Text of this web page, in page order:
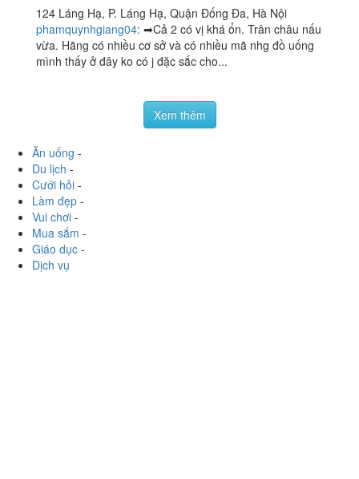
cơm đầy đặn ăn 1 người no căng, giá cả hợp lí ????
124 Láng Hạ, P. Láng Hạ, Quận Đống Đa, Hà Nội
phamquynhgiang04
vừa. Hãng có nhiều cơ sở và có nhiều mã nhg đồ uống
mình thấy ở đây ko có j đặc sắc cho...